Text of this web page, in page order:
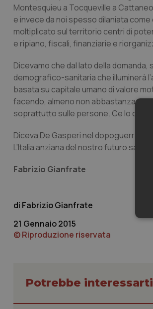
Montesquieu a Tocqueville a
e invece da noi spesso dilaniata
moltiplicato sul territorio centri di
e ripiano, fiscali, finanziarie e
Dicevamo che dal lato della
demografico-sanitaria che illuminerà
basata su capitale umano di valore
facendo, almeno non abbastanza,
soprattutto sulle persone. Ce lo
Diceva De Gasperi nel dopoguerra
L’Italia anziana del nostro futuro sarà
Fabrizio Gianfrate
Fabrizio Gianfrate
21 Gennaio 2015
© Riproduzione riservata
Potrebbe